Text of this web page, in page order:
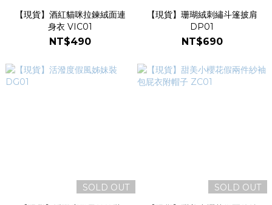
【現貨】酒紅貓咪拉鍊絨面連
身衣 VIC01
NT$490
【現貨】珊瑚絨刺繡斗篷披肩
DP01
NT$690
SOLD OUT
SOLD OUT